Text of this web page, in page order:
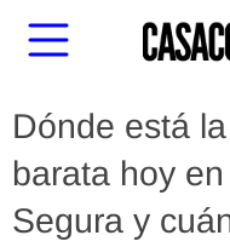
Dónde está
barata hoy
Segura y